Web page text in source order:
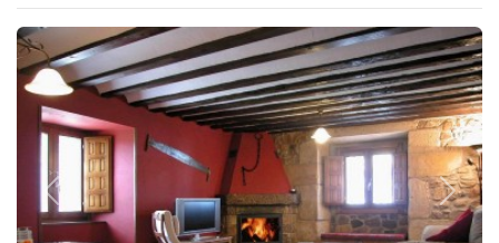
Anterior